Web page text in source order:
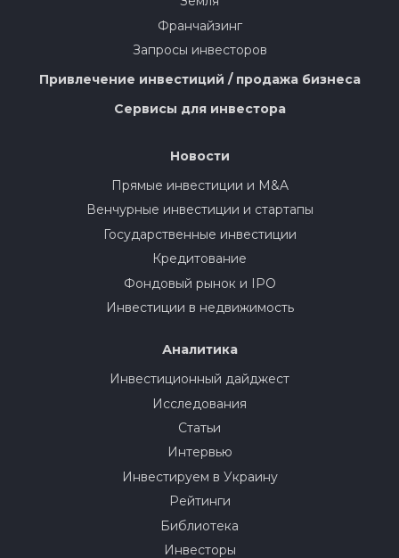
Франчайзинг
Запросы инвесторов
Привлечение инвестиций / продажа бизнеса
Сервисы для инвестора
Новости
Прямые инвестиции и M&A
Венчурные инвестиции и стартапы
Государственные инвестиции
Кредитование
Фондовый рынок и IPO
Инвестиции в недвижимость
Аналитика
Инвестиционный дайджест
Исследования
Статьи
Интервью
Инвестируем в Украину
Рейтинги
Библиотека
Инвесторы